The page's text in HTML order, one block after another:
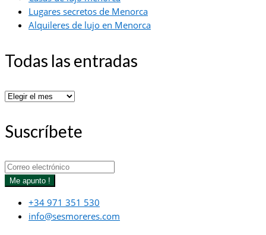
Lugares secretos de Menorca
Alquileres de lujo en Menorca
Todas las entradas
Todas
entradas
Suscríbete
Me apunto !
+34 971 351 530
info@sesmoreres.com